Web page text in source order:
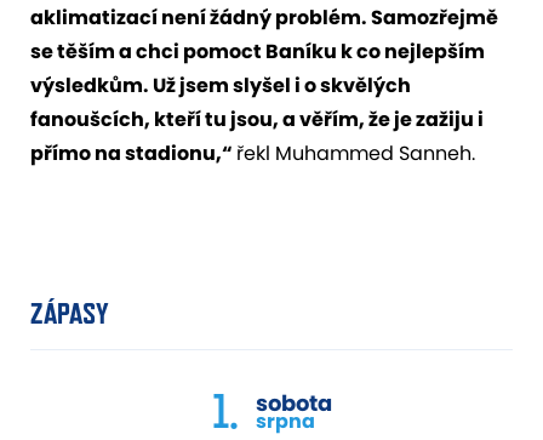
aklimatizací není žádný problém. Samozřejmě
se těším a chci pomoct Baníku k co nejlepším
výsledkům. Už jsem slyšel i o skvělých
fanoušcích, kteří tu jsou, a věřím, že je zažiju i
přímo na stadionu,“ řekl Muhammed Sanneh.
ZÁPASY
1. sobota
srpna